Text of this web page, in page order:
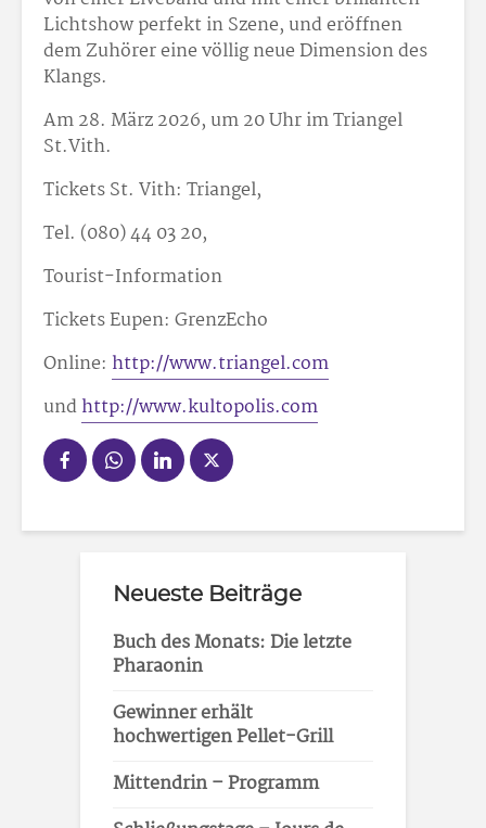
Lichtshow perfekt in Szene, und eröffnen
dem Zuhörer eine völlig neue Dimension des
Klangs.
Am 28. März 2026, um 20 Uhr im Triangel
St.Vith.
Tickets St. Vith: Triangel,
Tel. (080) 44 03 20,
Tourist-Information
Tickets Eupen: GrenzEcho
Online: http://www.triangel.com
undhttp://www.kultopolis.com
Neueste Beiträge
Buch des Monats: Die letzte
Pharaonin
Gewinner erhält
hochwertigen Pellet-Grill
Mittendrin – Programm